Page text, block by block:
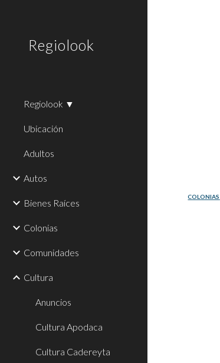
Regiolook
Regiolook ▼
Ubicación
Adultos
Autos
Bienes Raíces
Colonias
Comunidades
Cultura
Anuncios
Cultura Apodaca
Cultura Cadereyta
COLONIAS